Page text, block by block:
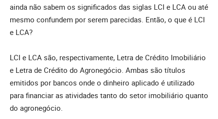
ainda não sabem os significados das siglas LCI e LCA ou até
mesmo confundem por serem parecidas. Então, o que é LCI
e LCA?
LCI e LCA são, respectivamente, Letra de Crédito Imobiliário
e Letra de Crédito do Agronegócio. Ambas são títulos
emitidos por bancos onde o dinheiro aplicado é utilizado
para financiar as atividades tanto do setor imobiliário quanto
do agronegócio.